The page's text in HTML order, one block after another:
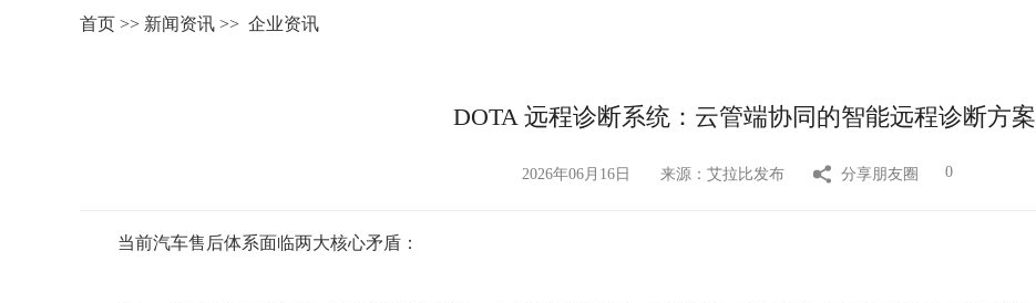
首页 >> 新闻资讯 >> 企业资讯
DOTA 远程诊断系统：云管端协同的智能远程诊断方案
2026年06月16日 来源：艾拉比发布 分享朋友圈 0
当前汽车售后体系面临两大核心矛盾：